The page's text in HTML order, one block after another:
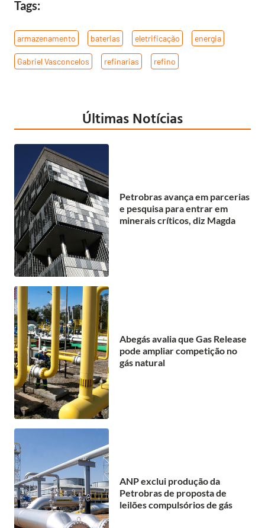
Tags:
armazenamento baterias eletrificação energia
Gabriel Vasconcelos refinarias refino
Últimas Notícias
Petrobras avança em parcerias
e pesquisa para entrar em
minerais críticos, diz Magda
Abegás avalia que Gas Release
pode ampliar competição no
gás natural
ANP exclui produção da
Petrobras de proposta de
leilões compulsórios de gás